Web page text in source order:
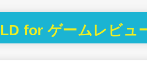
for ゲームレビュ